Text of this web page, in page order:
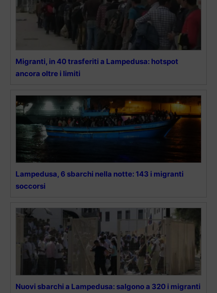
Migranti, in 40 trasferiti a Lampedusa: hotspot
ancora oltre i limiti
Lampedusa, 6 sbarchi nella notte: 143 i migranti
soccorsi
Nuovi sbarchi a Lampedusa: salgono a 320 i migranti